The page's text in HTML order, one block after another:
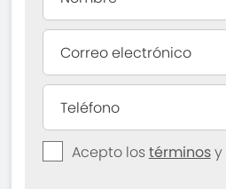
Acepto lostérminosy